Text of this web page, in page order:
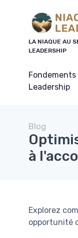
LA NIAQUE AU
LEADERSHIP
Fondements
Leadership
Blog
à
Explorez
opportunité